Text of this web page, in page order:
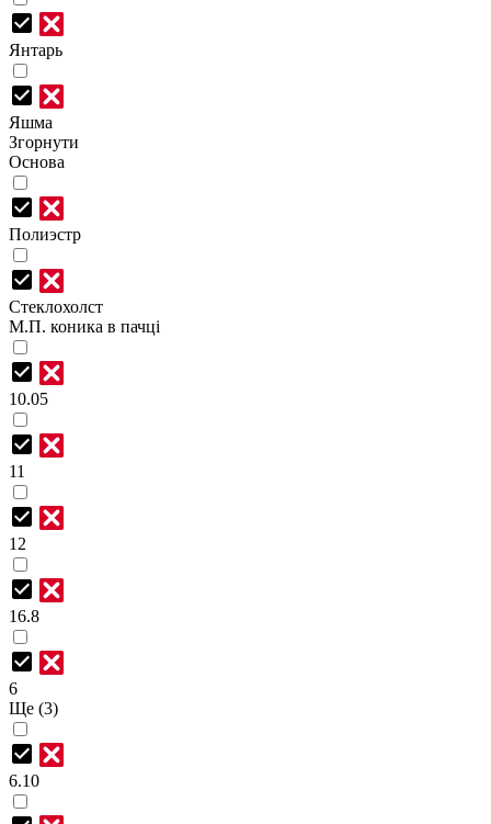
Янтарь
Яшма
Згорнути
Основа
Полиэстр
Стеклохолст
М.П. коника в пачці
10.05
11
12
16.8
6
Ще (3)
6.10